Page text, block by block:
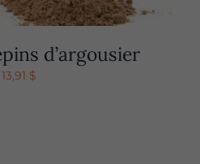
d’argousier
13,91 $